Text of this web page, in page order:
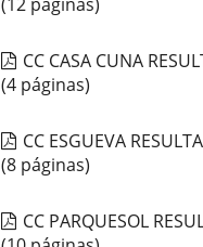
CC CASA CUNA
(4 páginas)
CC ESGUEVA
(8 páginas)
CC PARQUESOL